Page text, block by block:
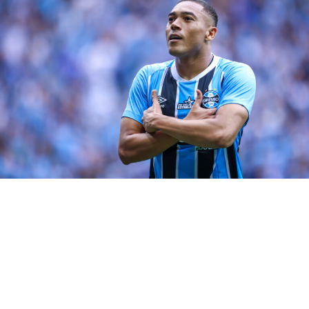
milhões e R$2milhões, respectivamente.
O Grêmio vai precisar reforçar o elenco para encarar um
ano que terá por exemplo a Libertadores para jogar.
Como falta dinheiro no caixa, a direção vai buscar
investidores para montar um grupo competitivo. No
entanto, nem mesmo a paixão de Renato pelo clube
parece fazer ele aliviar a pedida.
Por outro lado, não é simples dispensar um treinador
vencedor, ainda mais quando este ganhou uma estátua
no estádio. Logo, mesmo com o valor, a meu ver,